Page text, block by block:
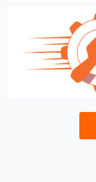
contenu